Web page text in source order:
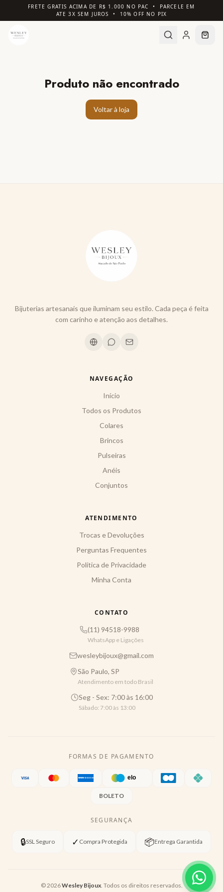
FRETE GRATIS ACIMA DE R$ 1.000 NO PAC • PARCELE EM
ATE 3X SEM JUROS • 10% OFF NO PIX
Produto não encontrado
Voltar à loja
Bijuterias artesanais que iluminam seu estilo. Cada peça é feita
com carinho e atenção aos detalhes.
NAVEGAÇÃO
Início
Todos os Produtos
Colares
Brincos
Pulseiras
Anéis
Conjuntos
ATENDIMENTO
Trocas e Devoluções
Perguntas Frequentes
Política de Privacidade
Minha Conta
CONTATO
(11) 94518-9988
WhatsApp e Ligações
wesleybijoux@gmail.com
São Paulo, SP
Atendimento em todo Brasil
Seg - Sex: 7:00 às 16:00
Sábado: 7:00 às 13:00
FORMAS DE PAGAMENTO
BOLETO
SEGURANÇA
🔒SSL Seguro ✓ Compra Protegida 📦Entrega Garantida
©2026Wesley Bijoux. Todos os direitos reservados.